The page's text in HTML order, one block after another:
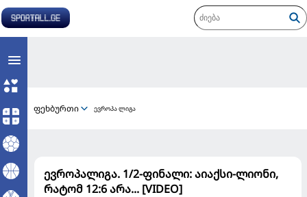
ფეხბურთი ევროპა ლიგა
ევროპალიგა. 1/2-ფინალი: აიაქსი-ლიონი,
რატომ 12:6 არა... [VIDEO]